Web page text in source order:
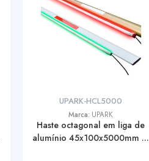
UPARK-HCL5000
Marca: UPARK
Haste octagonal em liga de
alumínio 45x100x5000mm ...